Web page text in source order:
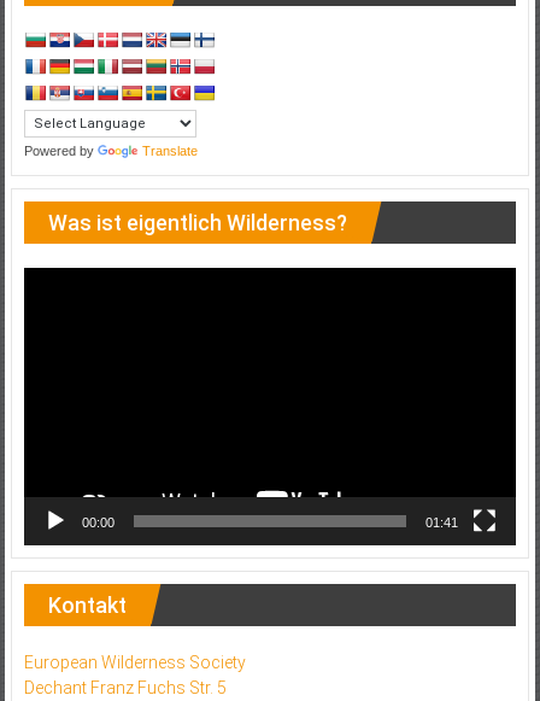
Powered by Translate
Was ist eigentlich Wilderness?
00:00 01:41
Kontakt
European Wilderness Society
Dechant Franz Fuchs Str. 5